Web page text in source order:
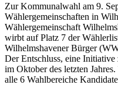
Zur Kommunalwahl am 9.
Wählergemeinschaften in
Wählergemeinschaft
wirbt auf Platz 7 der
Wilhelmshavener Bürger
Der Entschluss, eine
im Oktober des letzten
alle 6 Wahlbereiche